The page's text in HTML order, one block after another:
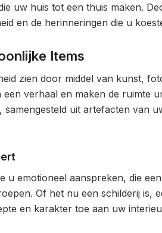
uw huis tot een thuis maken.
en de herinneringen die u
Items
zien door middel van kunst,
een verhaal en maken de ruimte
samengesteld uit artefacten van
u emotioneel aanspreken, die
Of het nu een schilderij is,
en karakter toe aan uw